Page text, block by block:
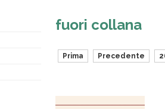
fuori collana
Prima Precedente